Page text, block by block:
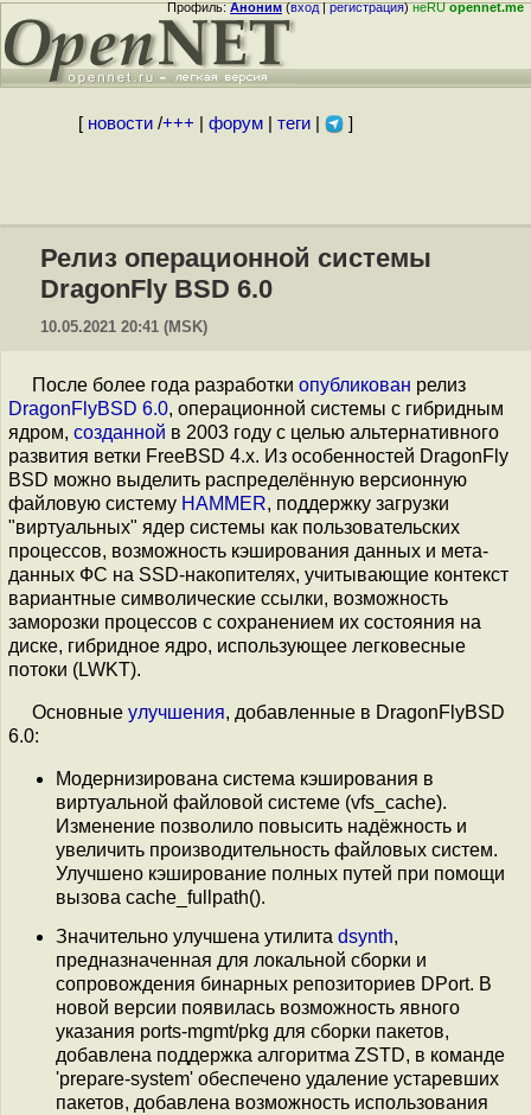
Профиль:Аноним(вход|регистрация)неRUopennet.me
[ новости/+++ форум| теги| ]
Релиз операционной системы
DragonFly BSD 6.0
10.05.2021 20:41 (MSK)
После более года разработки опубликован релиз
DragonFlyBSD 6.0, операционной системы с гибридным
ядром, созданной в 2003 году с целью альтернативного
развития ветки FreeBSD 4.x. Из особенностей DragonFly
BSD можно выделить распределённую версионную
файловую систему HAMMER, поддержку загрузки
"виртуальных" ядер системы как пользовательских
процессов, возможность кэширования данных и мета-
данных ФС на SSD-накопителях, учитывающие контекст
вариантные символические ссылки, возможность
заморозки процессов с сохранением их состояния на
диске, гибридное ядро, использующее легковесные
потоки (LWKT).
Основные улучшения, добавленные в DragonFlyBSD
6.0:
Модернизирована система кэширования в
виртуальной файловой системе (vfs_cache).
Изменение позволило повысить надёжность и
увеличить производительность файловых систем.
Улучшено кэширование полных путей при помощи
вызова cache_fullpath().
Значительно улучшена утилита dsynth,
предназначенная для локальной сборки и
сопровождения бинарных репозиториев DPort. В
новой версии появилась возможность явного
указания ports-mgmt/pkg для сборки пакетов,
добавлена поддержка алгоритма ZSTD, в команде
'prepare-system' обеспечено удаление устаревших
пакетов, добавлена возможность использования